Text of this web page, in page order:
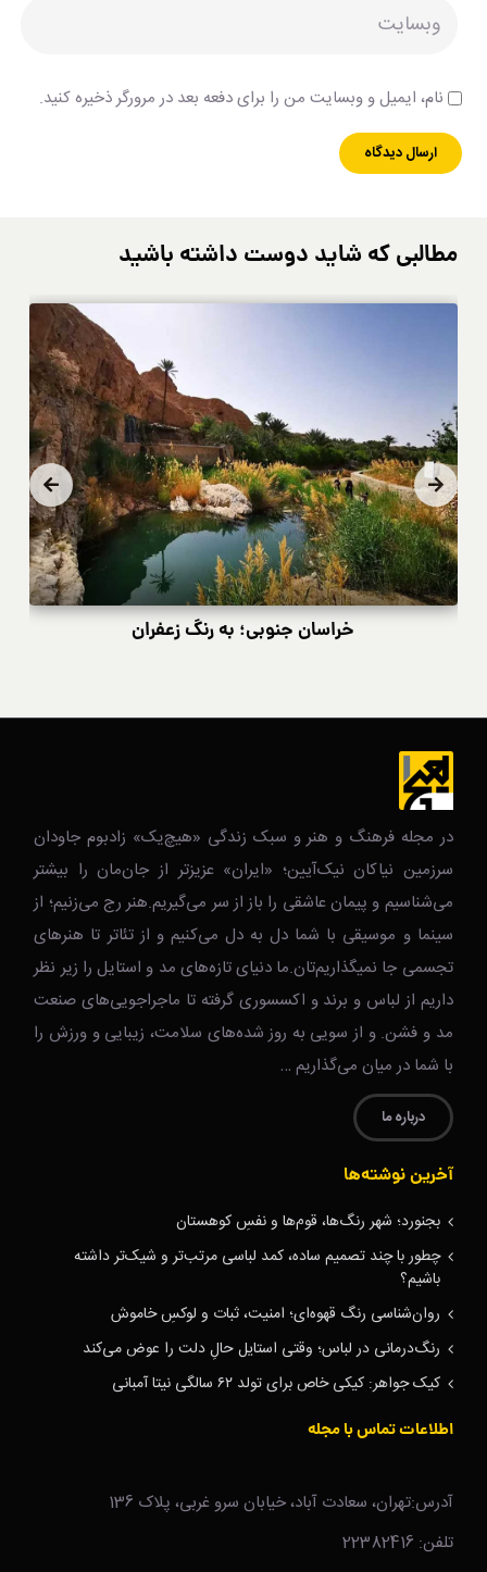
نام، ایمیل و وبسایت من را برای دفعه بعد در مرورگر ذخیره کنید.
مطالبی که شاید دوست داشته باشید
خراسان جنوبی؛ به رنگ زعفران
در مجله فرهنگ و هنر و سبک زندگی‌ «هیچ‌یک» زادبوم جاودان
سرزمین نیاکان نیک‌‌‌آیین؛ «ایران» عزیزتر از جان‌مان را بیشتر
می‌شناسیم و پیمان عاشقی را باز از سر می‌گیریم.هنر رج می‌زنیم؛ از
سینما و موسیقی با شما دل به دل می‌کنیم و از تئاتر تا هنرهای
تجسمی جا نمیگذاریم‌تان.ما دنیای تازه‌های مد و استایل را زیر نظر
داریم از لباس و برند و اکسسوری گرفته تا ماجراجویی‌های صنعت
مد و فشن. و از سویی به روز شده‌های سلامت، زیبایی و ورزش را
با شما در میان می‌گذاریم …
درباره ما
آخرین نوشته‌ها
بجنورد؛ شهر رنگ‌ها، قوم‌ها و نفسِ کوهستان
چطور با چند تصمیم ساده، کمد لباسی مرتب‌تر و شیک‌تر داشته
باشیم؟
روان‌شناسی رنگ قهوه‌ای؛ امنیت، ثبات و لوکسِ خاموش
رنگ‌درمانی در لباس؛ وقتی استایل حالِ دلت را عوض می‌کند
کیک جواهر: کیکی خاص برای تولد ۶۲ سالگی نیتا آمبانی
اطلاعات تماس با مجله
آدرس:تهران، سعادت آباد، خیابان سرو غربی، پلاک 136
تلفن: 22382416